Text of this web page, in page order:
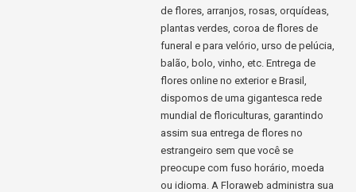
de flores, arranjos, rosas, orquídeas,
plantas verdes, coroa de flores de
funeral e para velório, urso de pelúcia,
balão, bolo, vinho, etc. Entrega de
flores online no exterior e Brasil,
dispomos de uma gigantesca rede
mundial de floriculturas, garantindo
assim sua entrega de flores no
estrangeiro sem que você se
preocupe com fuso horário, moeda
ou idioma. A Floraweb administra sua